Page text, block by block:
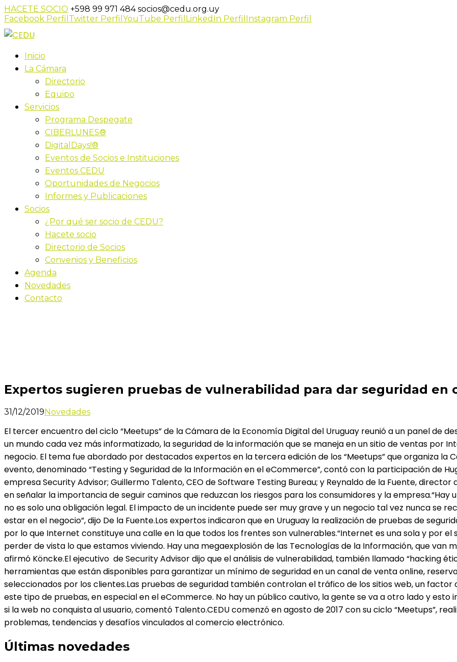
HACETE SOCIO +598 99 971 484socios@cedu.org.uy
Facebook Perfil Twitter Perfil YouTube Perfil LinkedIn Perfil Instagram Perfil
Inicio
La Cámara
Directorio
Equipo
Servicios
Programa Despegate
CIBERLUNES®
DigitalDays!®
Eventos de Socios e Instituciones
Eventos CEDU
Oportunidades de Negocios
Informes y Publicaciones
Socios
¿Por qué ser socio de CEDU?
Hacete socio
Directorio de Socios
Convenios y Beneficios
Agenda
Novedades
Contacto
Expertos sugieren pruebas de vulnerabilidad para dar seguridad en
31/12/2019Novedades
El tercer encuentro del ciclo “Meetups” de la Cámara de la Economía Digital del Uruguay reunió a un panel de
un mundo cada vez más informatizado, la seguridad de la información que se maneja en un sitio de ventas por
negocio. El tema fue abordado por destacados expertos en la tercera edición de los “Meetups” que organiza la
evento, denominado “Testing y Seguridad de la Información en el eCommerce”, contó con la participación de
empresa Security Advisor; Guillermo Talento, CEO de Software Testing Bureau; y Reynaldo de la Fuente,
en señalar la importancia de seguir caminos que reduzcan los riesgos para los consumidores y la
no es solo una obligación legal. El impacto de un incidente puede ser muy grave y un negocio tal vez nunca se
estar en el negocio”, dijo De la Fuente.Los expertos indicaron que en Uruguay la realización de pruebas de
por lo que Internet constituye una calle en la que todos los frentes son vulnerables.“Internet es una sola y por
perder de vista lo que estamos viviendo. Hay una megaexplosión de las Tecnologías de la Información, que van
afirmó Köncke.El ejecutivo de Security Advisor dijo que el análisis de vulnerabilidad, también llamado “hacking
herramientas que están disponibles para garantizar un mínimo de seguridad en un canal de venta online,
seleccionados por los clientes.Las pruebas de seguridad también controlan el tráfico de los sitios web, un
este tipo de pruebas, en especial en el eCommerce. No hay un público cautivo, la gente se va a otro lado y
si la web no conquista al usuario, comentó Talento.CEDU comenzó en agosto de 2017 con su ciclo “Meetups”,
problemas, tendencias y desafíos vinculados al comercio electrónico.
Últimas novedades